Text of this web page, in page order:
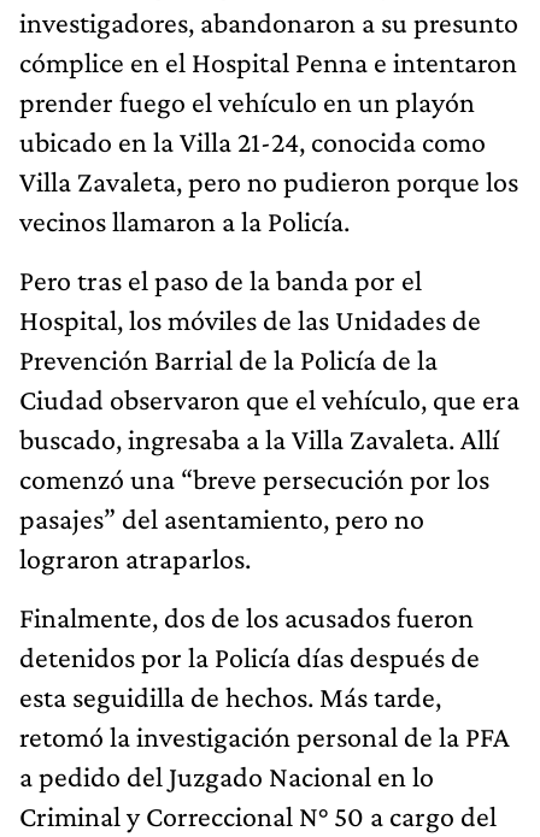
investigadores, abandonaron a su presunto
cómplice en el Hospital Penna e intentaron
prender fuego el vehículo en un playón
ubicado en la Villa 21-24, conocida como
Villa Zavaleta, pero no pudieron porque los
vecinos llamaron a la Policía.
Pero tras el paso de la banda por el
Hospital, los móviles de las Unidades de
Prevención Barrial de la Policía de la
Ciudad observaron que el vehículo, que era
buscado, ingresaba a la Villa Zavaleta. Allí
comenzó una “breve persecución por los
pasajes” del asentamiento, pero no
lograron atraparlos.
Finalmente, dos de los acusados fueron
detenidos por la Policía días después de
esta seguidilla de hechos. Más tarde,
retomó la investigación personal de la PFA
a pedido del Juzgado Nacional en lo
Criminal y Correccional N° 50 a cargo del